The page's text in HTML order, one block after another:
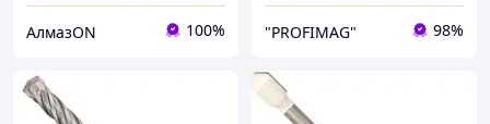
АлмазON 100% "PROFIMAG" 98%